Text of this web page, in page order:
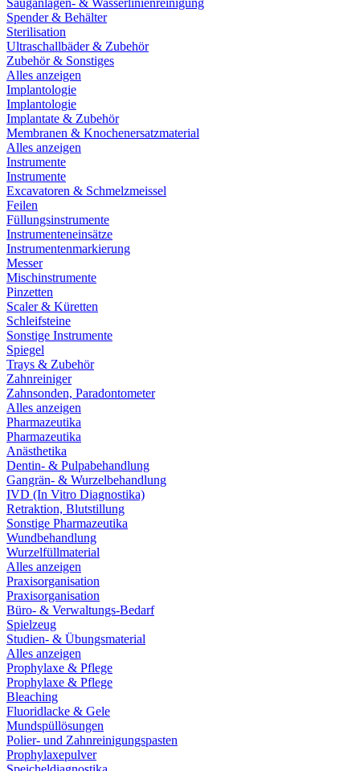
Sauganlagen- & Wasserlinienreinigung
Spender & Behälter
Sterilisation
Ultraschallbäder & Zubehör
Zubehör & Sonstiges
Alles anzeigen
Implantologie
Implantologie
Implantate & Zubehör
Membranen & Knochenersatzmaterial
Alles anzeigen
Instrumente
Instrumente
Excavatoren & Schmelzmeissel
Feilen
Füllungsinstrumente
Instrumenteneinsätze
Instrumentenmarkierung
Messer
Mischinstrumente
Pinzetten
Scaler & Küretten
Schleifsteine
Sonstige Instrumente
Spiegel
Trays & Zubehör
Zahnreiniger
Zahnsonden, Paradontometer
Alles anzeigen
Pharmazeutika
Pharmazeutika
Anästhetika
Dentin- & Pulpabehandlung
Gangrän- & Wurzelbehandlung
IVD (In Vitro Diagnostika)
Retraktion, Blutstillung
Sonstige Pharmazeutika
Wundbehandlung
Wurzelfüllmaterial
Alles anzeigen
Praxisorganisation
Praxisorganisation
Büro- & Verwaltungs-Bedarf
Spielzeug
Studien- & Übungsmaterial
Alles anzeigen
Prophylaxe & Pflege
Prophylaxe & Pflege
Bleaching
Fluoridlacke & Gele
Mundspüllösungen
Polier- und Zahnreinigungspasten
Prophylaxepulver